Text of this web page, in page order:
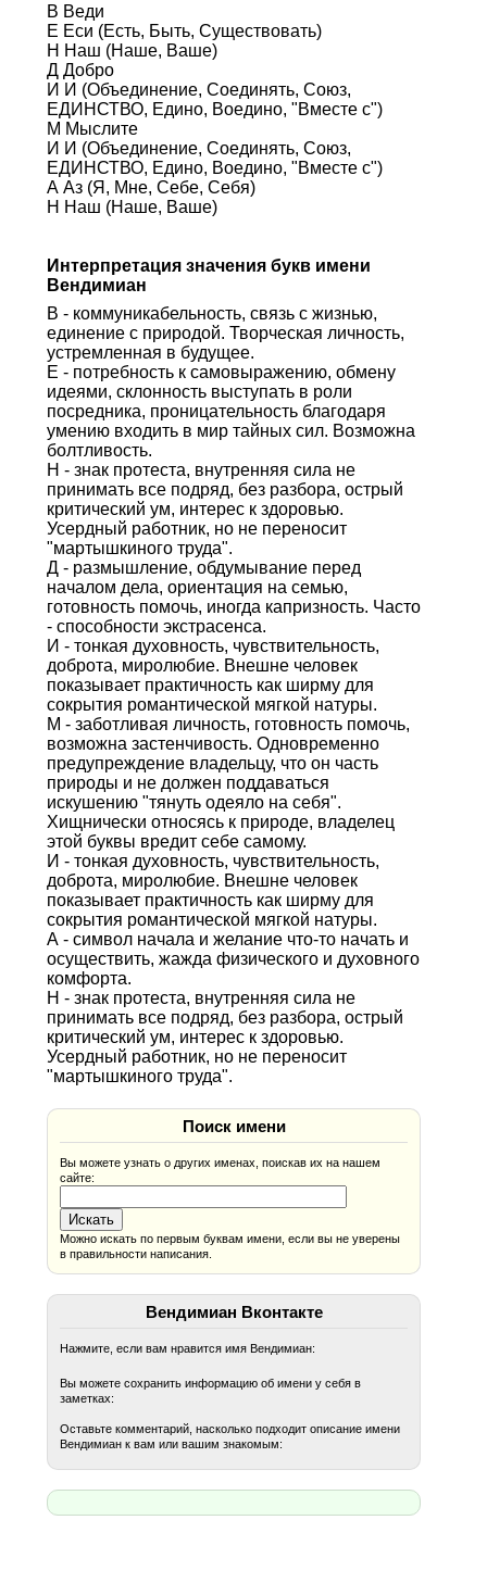
В Веди
Е Еси (Есть, Быть, Существовать)
Н Наш (Наше, Ваше)
Д Добро
И И (Объединение, Соединять, Союз,
ЕДИНСТВО, Едино, Воедино, "Вместе с")
М Мыслите
И И (Объединение, Соединять, Союз,
ЕДИНСТВО, Едино, Воедино, "Вместе с")
А Аз (Я, Мне, Себе, Себя)
Н Наш (Наше, Ваше)
Интерпретация значения букв имени
Вендимиан
В - коммуникабельность, связь с жизнью,
единение с природой. Творческая личность,
устремленная в будущее.
Е - потребность к самовыражению, обмену
идеями, склонность выступать в роли
посредника, проницательность благодаря
умению входить в мир тайных сил. Возможна
болтливость.
Н - знак протеста, внутренняя сила не
принимать все подряд, без разбора, острый
критический ум, интерес к здоровью.
Усердный работник, но не переносит
"мартышкиного труда".
Д - размышление, обдумывание перед
началом дела, ориентация на семью,
готовность помочь, иногда капризность. Часто
- способности экстрасенса.
И - тонкая духовность, чувствительность,
доброта, миролюбие. Внешне человек
показывает практичность как ширму для
сокрытия романтической мягкой натуры.
М - заботливая личность, готовность помочь,
возможна застенчивость. Одновременно
предупреждение владельцу, что он часть
природы и не должен поддаваться
искушению "тянуть одеяло на себя".
Хищнически относясь к природе, владелец
этой буквы вредит себе самому.
И - тонкая духовность, чувствительность,
доброта, миролюбие. Внешне человек
показывает практичность как ширму для
сокрытия романтической мягкой натуры.
А - символ начала и желание что-то начать и
осуществить, жажда физического и духовного
комфорта.
Н - знак протеста, внутренняя сила не
принимать все подряд, без разбора, острый
критический ум, интерес к здоровью.
Усердный работник, но не переносит
"мартышкиного труда".
Поиск имени
Вы можете узнать о других именах, поискав их на нашем
сайте:
Можно искать по первым буквам имени, если вы не уверены
в правильности написания.
Вендимиан Вконтакте
Нажмите, если вам нравится имя Вендимиан:
Вы можете сохранить информацию об имени у себя в
заметках:
Оставьте комментарий, насколько подходит описание имени
Вендимиан к вам или вашим знакомым: